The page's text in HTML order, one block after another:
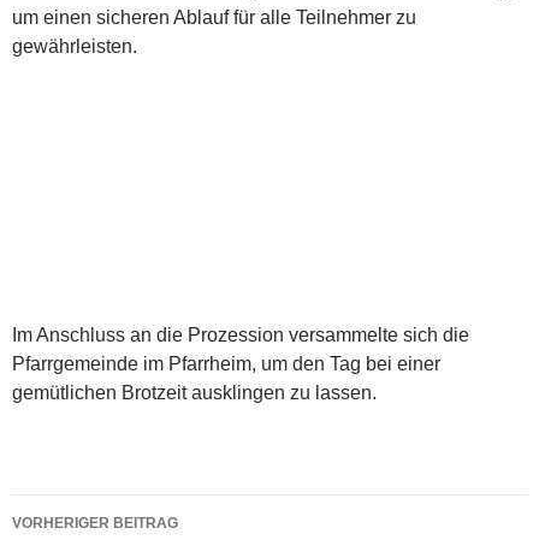
um einen sicheren Ablauf für alle Teilnehmer zu
gewährleisten.
Im Anschluss an die Prozession versammelte sich die
Pfarrgemeinde im Pfarrheim, um den Tag bei einer
gemütlichen Brotzeit ausklingen zu lassen.
Beitragsnavigation
VORHERIGER BEITRAG